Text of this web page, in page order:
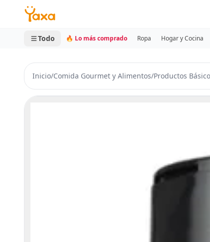
MINI CARRITO
0 productos
Todo 🔥 Lo más comprado Ropa Hogar y Cocina
Inicio/Comida Gourmet y Alimentos/Productos